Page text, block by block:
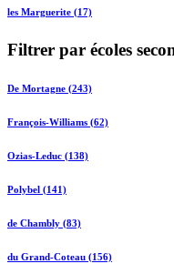
les Marguerite (17)
Filtrer par écoles
De Mortagne (243)
François-Williams (62)
Ozias-Leduc (138)
Polybel (141)
de Chambly (83)
du Grand-Coteau (156)